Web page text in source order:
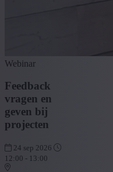
Webinar
Feedback
vragen en
geven bij
projecten
24 sep 2026
12:00 - 13:00